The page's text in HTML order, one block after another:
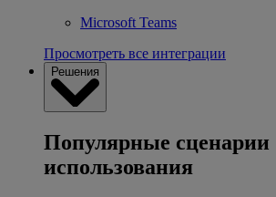
Microsoft Teams
Просмотреть все интеграции
Решения
Популярные сценарии
использования